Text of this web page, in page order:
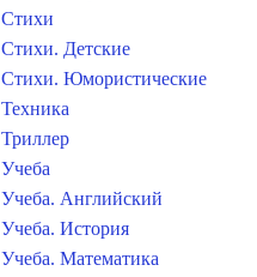
Стихи
Стихи. Детские
Стихи. Юмористические
Техника
Триллер
Учеба
Учеба. Английский
Учеба. История
Учеба. Математика